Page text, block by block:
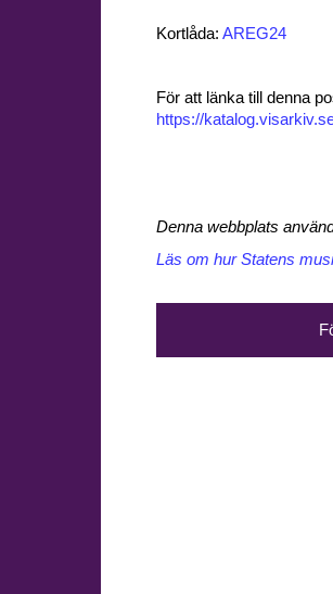
Kortlåda: AREG24
För att länka till denna
https://
Denna webbplats
Läs om hur Statens